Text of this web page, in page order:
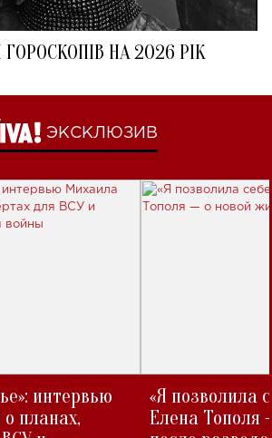
ГОРОСКОПІВ НА 2026 РІК
ЭКСКЛЮЗИВ
интервью
планах,
«Я позволила
Елена Тополя